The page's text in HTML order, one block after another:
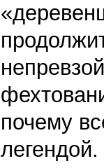
почему
легендой.